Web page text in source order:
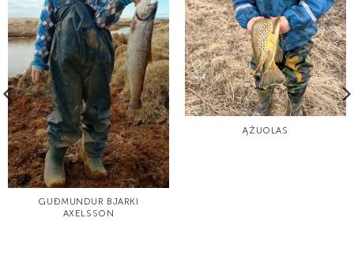
GUÐMUNDUR BJARKI
AXELSSON
ĄŽUOLAS